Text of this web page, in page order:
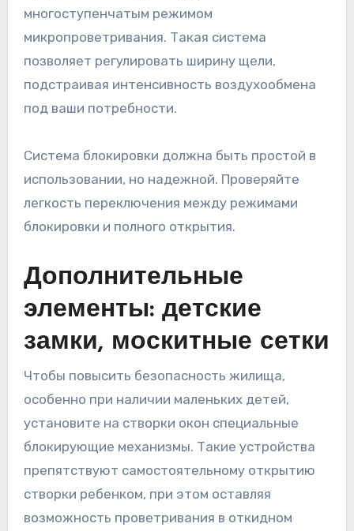
многоступенчатым режимом
микропроветривания. Такая система
позволяет регулировать ширину щели,
подстраивая интенсивность воздухообмена
под ваши потребности.
Система блокировки должна быть простой в
использовании, но надежной. Проверяйте
легкость переключения между режимами
блокировки и полного открытия.
Дополнительные
элементы: детские
замки, москитные сетки
Чтобы повысить безопасность жилища,
особенно при наличии маленьких детей,
установите на створки окон специальные
блокирующие механизмы. Такие устройства
препятствуют самостоятельному открытию
створки ребенком, при этом оставляя
возможность проветривания в откидном